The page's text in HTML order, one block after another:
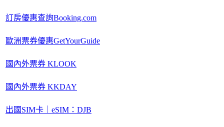
訂房優惠查詢Booking.com
歐洲票券優惠GetYourGuide
國內外票券 KLOOK
國內外票券 KKDAY
出國SIM卡｜eSIM：DJB